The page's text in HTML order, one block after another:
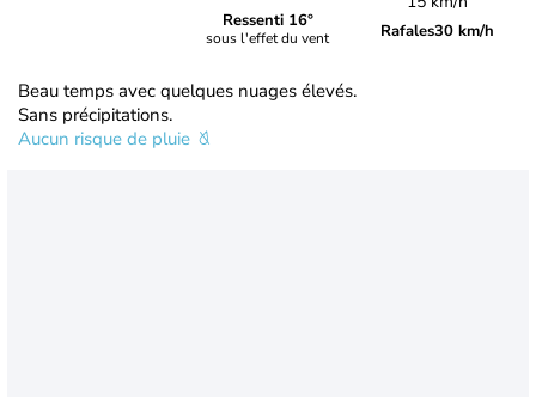
Ressenti 16°
sous l'effet du vent Rafales30 km/h
Beau temps avec quelques nuages élevés.
Sans précipitations.
Aucun risque de pluie